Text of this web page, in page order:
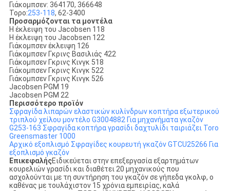
Γιάκομπσεν: 364170, 366648
Τορο:253-118, 62-3400
Προσαρμόζονται τα μοντέλα
Η έκλειψη του Jacobsen 118
Η έκλειψη του Jacobsen 122
Γιάκομπσεν έκλειψη 126
Γιάκομπσεν Γκρινς Βασιλιάς 422
Γιάκομπσεν Γκρινς Κινγκ 518
Γιάκομπσεν Γκρινς Κινγκ 522
Γιάκομπσεν Γκρινς Κινγκ 526
Jacobsen PGM 19
Jacobsen PGM 22
Περισσότερο προϊόν
Σφραγίδα λιπαρών ελαστικών κυλίνδρων κοπτήρα εξωτερικού
τριπλού χείλου μοντέλο G3004882 Για μηχανήματα γκαζόν
G253-163 Σφραγίδα κοπτήρα γρασίδι δαχτυλίδι ταιριάζει Toro
Greensmaster 1000
Αρχικό εξοπλισμό Σφραγίδες κουρευτή γκαζόν GTCU25266 Για
εξοπλισμό γκαζόν
ΕπικεφαλήςΕιδικεύεται στην επεξεργασία εξαρτημάτων
κουρελιών γρασίδι και διαθέτει 20 μηχανικούς που
ασχολούνται με τη συντήρηση του γκαζόν σε γήπεδα γκολφ, ο
καθένας με τουλάχιστον 15 χρόνια εμπειρίας, καλά